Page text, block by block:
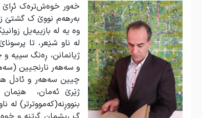
خەور خوەش‌ترەک ئڕاێ
بەرهەم نووێ ک گشتێ
وە یە لە بازییەیل
لە ناو شێعر، تا
ژیانمانن، ڕەنگ سییە
و سەهەر نارنجیین
چیین سەهەر و ئادڵ
ژێرێ ئەمان، هێمان
بنووڕنە(کەمووترتر)